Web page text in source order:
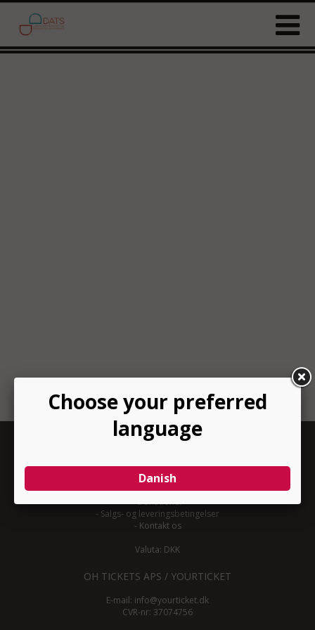
INFORMATION
-Om YourTicket
Bliv arrangør
-Arrangør login
-Donationer
- Salgs- og leveringsbetingelser
- Kontakt os
Valuta: DKK
OH TICKETS APS / YOURTICKET
E-mail: info@yourticket.dk
CVR-nr: 37074756